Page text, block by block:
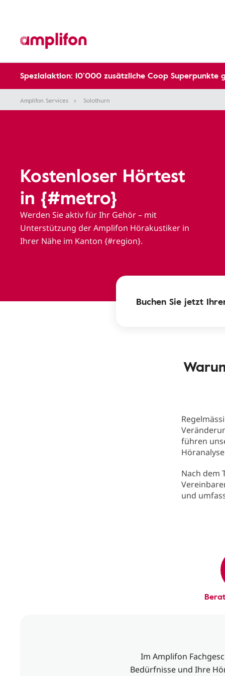
Spezialaktion: 10’000 zusätzliche Coop Superpunkte
Amplifon Services Solothurn
Kostenloser Hörtest
in {#metro}
Werden Sie aktiv für Ihr Gehör – mit
Unterstützung der Amplifon Hörakustiker in
Ihrer Nähe im Kanton {#region}.
Buchen Sie jetzt
führen
Nach dem
und
Im Amplifon
Bedürfnisse und Ihre